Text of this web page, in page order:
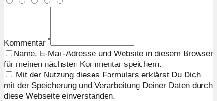
Kommentar *
Name, E-Mail-Adresse und Website in diesem Browser
für meinen nächsten Kommentar speichern.
Mit der Nutzung dieses Formulars erklärst Du Dich
mit der Speicherung und Verarbeitung Deiner Daten durch
diese Webseite einverstanden.